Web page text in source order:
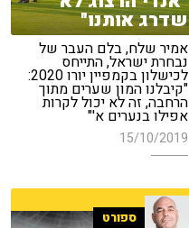
שדרג אותנו"
אמיר שלח, בלם העבר של
נבחרת ישראל, התייחס
לכישלון בקמפיין יורו 2020:
"קיבלנו המון שערים מתוך
הרחבה, זה לא יכול לקרות
אפילו בנערים א'"
15/10/2019
ספורט